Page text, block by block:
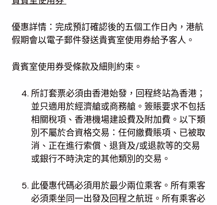
優惠詳情：完成預訂確認後的五個工作日內，港航
假期會以電子郵件發送貴賓室使用券給予客人。
貴賓室使用券受條款及細則約束。
所訂套票必須由香港始發，回程終站為香港；
並只適用於經濟艙或商務艙。簽賬要求不包括
相關稅項、香港機場建設費及附加費。以下類
別不屬於合資格交易：任何繳費賬項、已被取
消、正在進行索償、退貨及/或退款等的交易
或銀行不時決定的其他類別的交易。
此優惠代碼必須用於最少兩位乘客。所有乘客
必須乘坐同一出發及回程之航班。所有乘客必